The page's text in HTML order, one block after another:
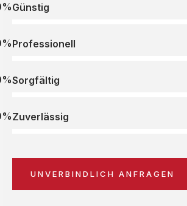
Günstig
Professionell
Sorgfältig
Zuverlässig
UNVERBINDLICH ANFRAGEN